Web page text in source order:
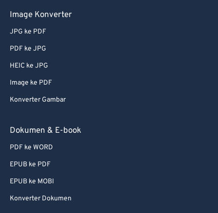
Image Konverter
JPG ke PDF
PDF ke JPG
HEIC ke JPG
Image ke PDF
Konverter Gambar
Dokumen & E-book
PDF ke WORD
EPUB ke PDF
EPUB ke MOBI
Konverter Dokumen